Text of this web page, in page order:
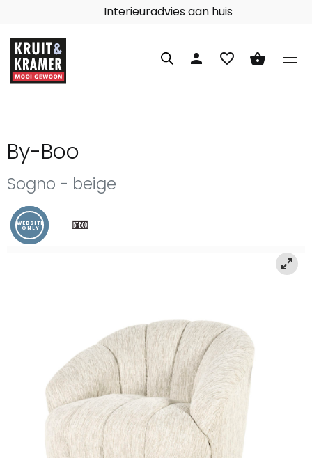
Interieuradvies aan huis
person favorite_border shopping_basket
By-Boo
Sogno - beige
WEBSITE
ONLY